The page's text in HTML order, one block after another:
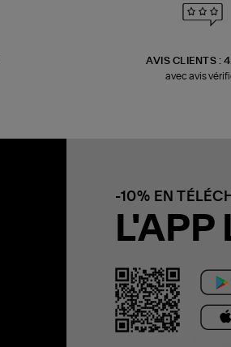
AVIS CLIENTS :
avec avis
-10% EN
L'APP